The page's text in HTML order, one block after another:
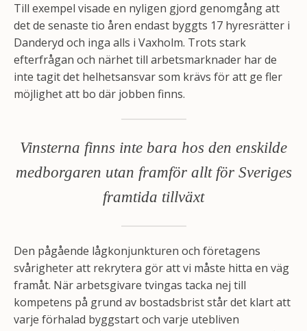
Till exempel visade en nyligen gjord genomgång att
det de senaste tio åren endast byggts 17 hyresrätter i
Danderyd och inga alls i Vaxholm. Trots stark
efterfrågan och närhet till arbetsmarknader har de
inte tagit det helhetsansvar som krävs för att ge fler
möjlighet att bo där jobben finns.
Vinsterna finns inte bara hos den enskilde
medborgaren utan framför allt för Sveriges
framtida tillväxt
Den pågående lågkonjunkturen och företagens
svårigheter att rekrytera gör att vi måste hitta en väg
framåt. När arbetsgivare tvingas tacka nej till
kompetens på grund av bostadsbrist står det klart att
varje förhalad byggstart och varje utebliven